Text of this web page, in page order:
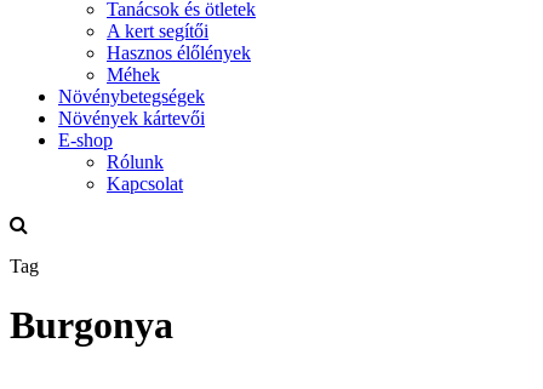
Tanácsok és ötletek
A kert segítői
Hasznos élőlények
Méhek
Növénybetegségek
Növények kártevői
E-shop
Rólunk
Kapcsolat
Tag
Burgonya